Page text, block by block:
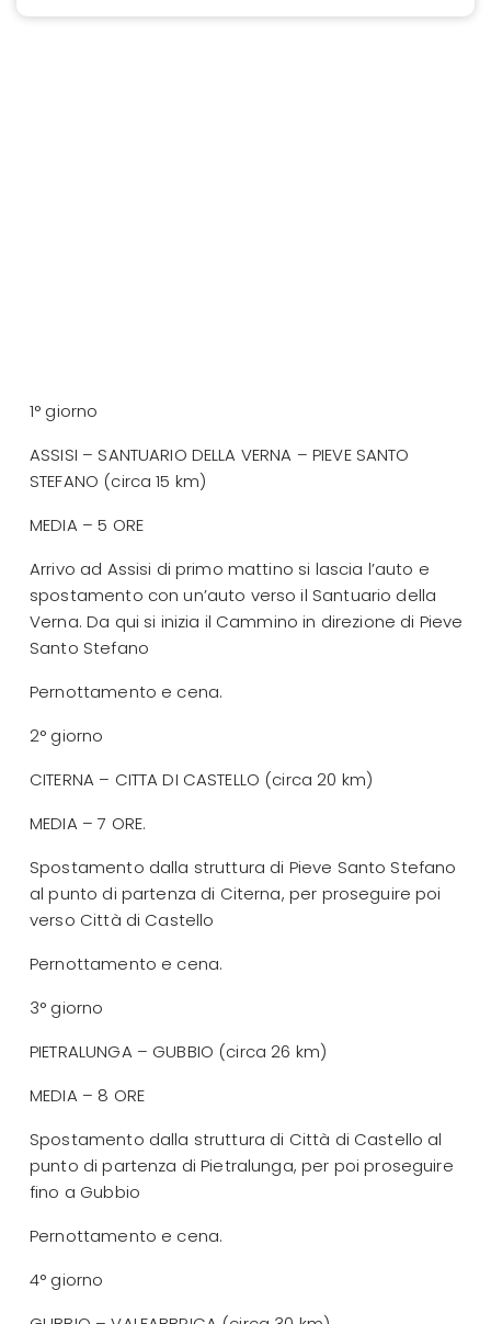
1° giorno
ASSISI – SANTUARIO DELLA VERNA – PIEVE SANTO
STEFANO (circa 15 km)
MEDIA – 5 ORE
Arrivo ad Assisi di primo mattino si lascia l’auto e
spostamento con un’auto verso il Santuario della
Verna. Da qui si inizia il Cammino in direzione di Pieve
Santo Stefano
Pernottamento e cena.
2° giorno
CITERNA – CITTA DI CASTELLO (circa 20 km)
MEDIA – 7 ORE.
Spostamento dalla struttura di Pieve Santo Stefano
al punto di partenza di Citerna, per proseguire poi
verso Città di Castello
Pernottamento e cena.
3° giorno
PIETRALUNGA – GUBBIO (circa 26 km)
MEDIA – 8 ORE
Spostamento dalla struttura di Città di Castello al
punto di partenza di Pietralunga, per poi proseguire
fino a Gubbio
Pernottamento e cena.
4° giorno